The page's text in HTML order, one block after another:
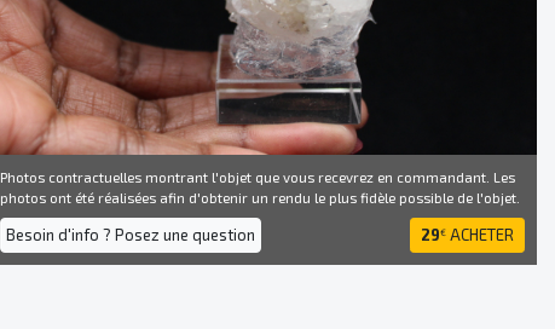
Photos contractuelles montrant l'objet que vous recevrez en commandant. Les
photos ont été réalisées afin d'obtenir un rendu le plus fidèle possible de l'objet.
Besoin d'info ? Posez une question 29€ ACHETER